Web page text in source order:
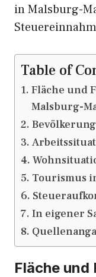
in Malsburg-
Table of
Fläche und
Malsburg-
Tourismus
In eigener
Fläche und